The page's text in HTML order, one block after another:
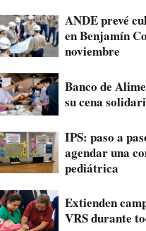
ANDE prevé
en Benjamín
noviembre
Banco de
su cena
IPS: paso a
agendar una
pediátrica
Extienden
VRS durante